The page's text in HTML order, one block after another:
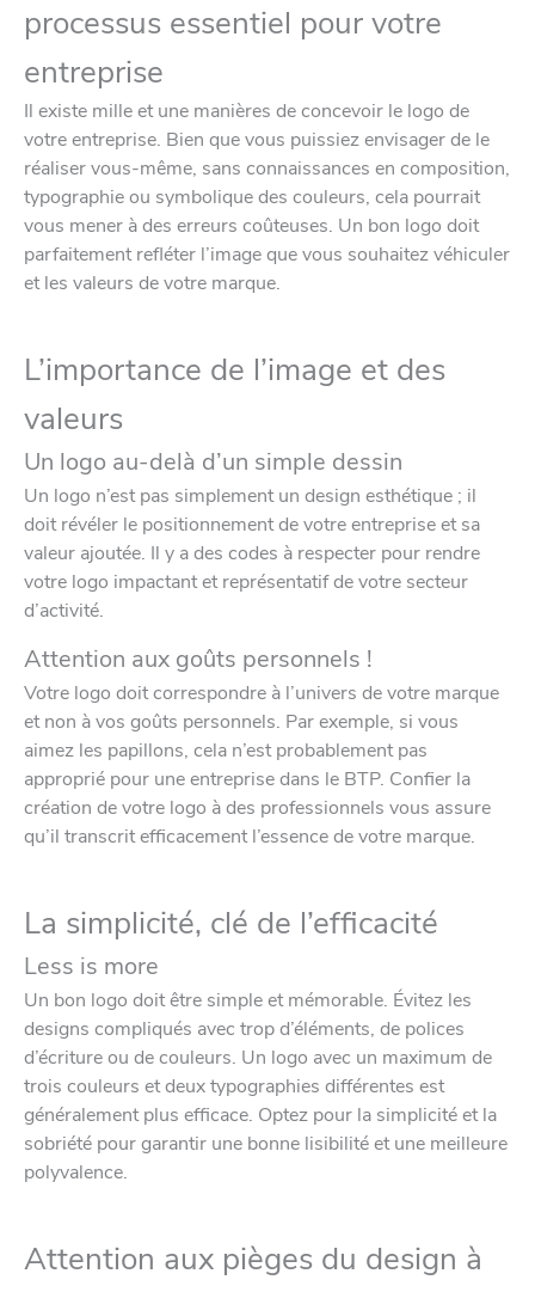
processus essentiel pour votre
entreprise
Il existe mille et une manières de concevoir le logo de
votre entreprise. Bien que vous puissiez envisager de le
réaliser vous-même, sans connaissances en composition,
typographie ou symbolique des couleurs, cela pourrait
vous mener à des erreurs coûteuses. Un bon logo doit
parfaitement refléter l’image que vous souhaitez véhiculer
et les valeurs de votre marque.
L’importance de l’image et des
valeurs
Un logo au-delà d’un simple dessin
Un logo n’est pas simplement un design esthétique ; il
doit révéler le positionnement de votre entreprise et sa
valeur ajoutée. Il y a des codes à respecter pour rendre
votre logo impactant et représentatif de votre secteur
d’activité.
Attention aux goûts personnels !
Votre logo doit correspondre à l’univers de votre marque
et non à vos goûts personnels. Par exemple, si vous
aimez les papillons, cela n’est probablement pas
approprié pour une entreprise dans le BTP. Confier la
création de votre logo à des professionnels vous assure
qu’il transcrit efficacement l’essence de votre marque.
La simplicité, clé de l’efficacité
Less is more
Un bon logo doit être simple et mémorable. Évitez les
designs compliqués avec trop d’éléments, de polices
d’écriture ou de couleurs. Un logo avec un maximum de
trois couleurs et deux typographies différentes est
généralement plus efficace. Optez pour la simplicité et la
sobriété pour garantir une bonne lisibilité et une meilleure
polyvalence.
Attention aux pièges du design à